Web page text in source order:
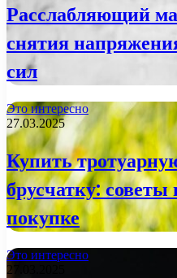
Расслабляющий
снятия
сил
Это интересно
27.03.2025
Купить
брусчатку:
покупке
Это интересно
27.03.2025